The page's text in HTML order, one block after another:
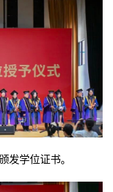
发学位证书。